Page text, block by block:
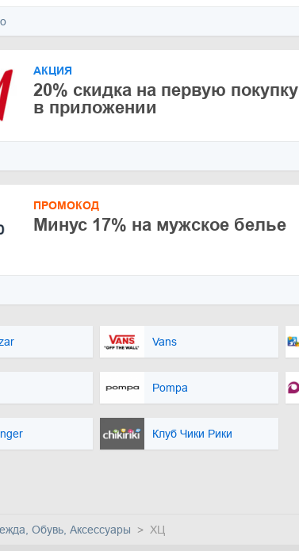
АКЦИЯ
20% скидка на первую покупку
в приложении
ПРОМОКОД
Минус 17% на мужское белье
Vans
Pompa
Клуб Чики Рики
Обувь, Аксессуары ХЦ